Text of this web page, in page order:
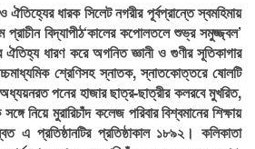
ধারক সিলেট নগরীর পূর্বপ্রান্তে স্বমহিমায়
বিদ্যাপীঠ‘কালের কপোলতলে শুভ্র সমুজ্জ্বল’
ধারণ করে অগনিত জ্ঞানী ও গুণীর সূতিকাগার
শ্রেণিসহ স্নাতক, স্নাতকোত্তরে ষোলটি
অধ্যয়নরত পনের হাজার ছাত্র-ছাত্রীর কলরবে মুখরিত,
নিয়ে মুরারিচাঁদ কলেজ পরিবার বিশ্বমানের শিক্ষায়
এ প্রতিষ্ঠানটির প্রতিষ্ঠাকাল ১৮৯২। কলিকাতা